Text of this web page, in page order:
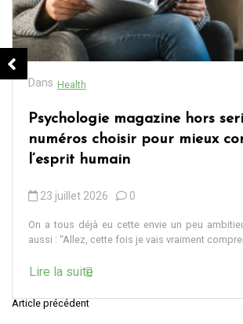
Dans Health
Psychologie magazine hors
numéros choisir pour mieux
l’esprit humain
23 juillet 2026 0
On a tous déjà eu cette envie un peu
aussi : “Allez, cette fois je vais vraiment
Lire la suite
N
Article précédent